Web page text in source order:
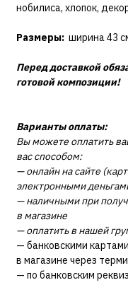
нобилиса, хлопок,
Размеры: ширина 43
Перед доставкой
готовой композиции!
Варианты оплаты:
Вы можете оплатить
вас способом:
— онлайн на сайте
электронными
— наличными при
в магазине
— оплатить в нашей
— банковскими
в магазине через
— по банковским